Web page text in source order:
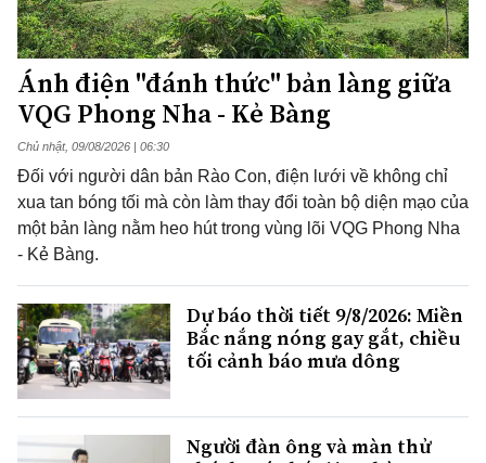
Ánh điện "đánh thức" bản làng giữa
VQG Phong Nha - Kẻ Bàng
Chủ nhật, 09/08/2026 | 06:30
Đối với người dân bản Rào Con, điện lưới về không chỉ
xua tan bóng tối mà còn làm thay đổi toàn bộ diện mạo của
một bản làng nằm heo hút trong vùng lõi VQG Phong Nha
- Kẻ Bàng.
Dự báo thời tiết 9/8/2026: Miền
Bắc nắng nóng gay gắt, chiều
tối cảnh báo mưa dông
Người đàn ông và màn thử